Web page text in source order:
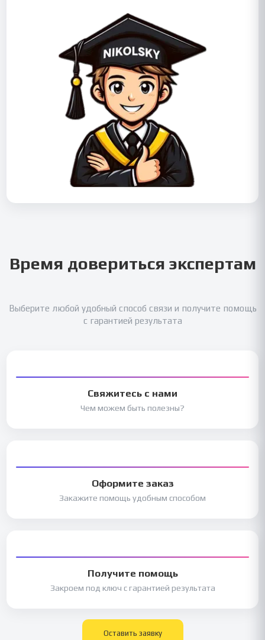
Время довериться экспертам
Выберите любой удобный способ связи и получите помощь
с гарантией результата
Свяжитесь с нами
Чем можем быть полезны?
Оформите заказ
Закажите помощь удобным способом
Получите помощь
Закроем под ключ с гарантией результата
Оставить заявку